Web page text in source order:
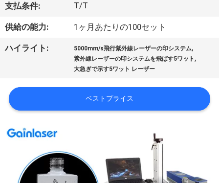
旅
行
質
管
理
支払条件: T/T
供給の能力: 1ヶ月あたりの100セット
ハイライト: 5000mm/s飛行紫外線レーザーの印システム,
紫外線レーザーの印システムを飛ばす5ワット ,
大急ぎで示す5ワット レーザー
ベストプライス